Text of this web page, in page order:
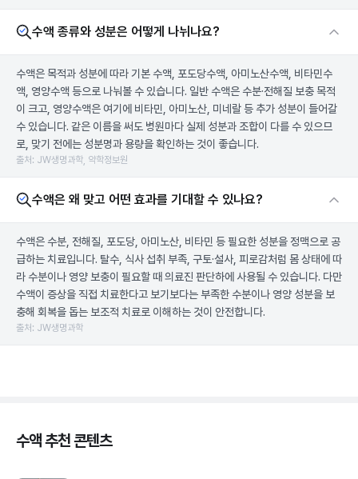
수액 종류와 성분은 어떻게 나뉘나요?
수액은 목적과 성분에 따라 기본 수액, 포도당수액, 아미노산수액, 비타민수
액, 영양수액 등으로 나눠볼 수 있습니다. 일반 수액은 수분·전해질 보충 목적
이 크고, 영양수액은 여기에 비타민, 아미노산, 미네랄 등 추가 성분이 들어갈
수 있습니다. 같은 이름을 써도 병원마다 실제 성분과 조합이 다를 수 있으므
로, 맞기 전에는 성분명과 용량을 확인하는 것이 좋습니다.
출처: JW생명과학, 약학정보원
수액은 왜 맞고 어떤 효과를 기대할 수 있나요?
수액은 수분, 전해질, 포도당, 아미노산, 비타민 등 필요한 성분을 정맥으로 공
급하는 치료입니다. 탈수, 식사 섭취 부족, 구토·설사, 피로감처럼 몸 상태에 따
라 수분이나 영양 보충이 필요할 때 의료진 판단하에 사용될 수 있습니다. 다만
수액이 증상을 직접 치료한다고 보기보다는 부족한 수분이나 영양 성분을 보
충해 회복을 돕는 보조적 치료로 이해하는 것이 안전합니다.
출처: JW생명과학
수액 추천 콘텐츠